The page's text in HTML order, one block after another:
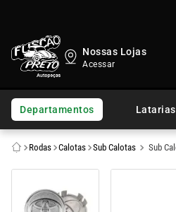
Nossas Lojas
Departamentos Latarias
Rodas Calotas Sub Calotas Sub
1º
2º